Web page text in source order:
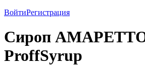
ВойтиРегистрация
Сироп
ProffSyrup